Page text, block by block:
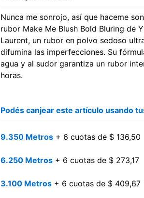
Nunca me sonrojo, así que haceme
rubor Make Me Blush Bold Bluring de
Laurent, un rubor en polvo sedoso
difumina las imperfecciones. Su
agua y al sudor garantiza un rubor
horas.
Podés canjear este artículo usando
9.350 Metros+ 6 cuotas de $ 136,50
6.250 Metros+ 6 cuotas de $ 273,17
3.100 Metros+ 6 cuotas de $ 409,67